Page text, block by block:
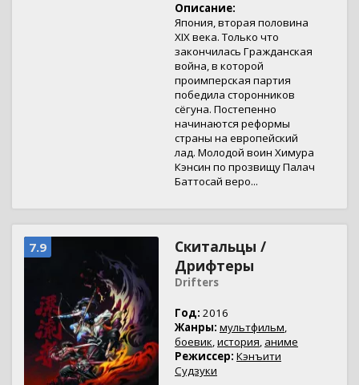
Описание:
Япония, вторая половина
XIX века. Только что
закончилась Гражданская
война, в которой
проимперская партия
победила сторонников
сёгуна. Постепенно
начинаются реформы
страны на европейский
лад. Молодой воин Химура
Кэнсин по прозвищу Палач
Баттосай веро...
7.9
Скитальцы /
Дрифтеры
Drifters
Год: 2016
Жанры: мультфильм,
боевик,история, аниме
Режиссер: Кэнъити
Судзуки